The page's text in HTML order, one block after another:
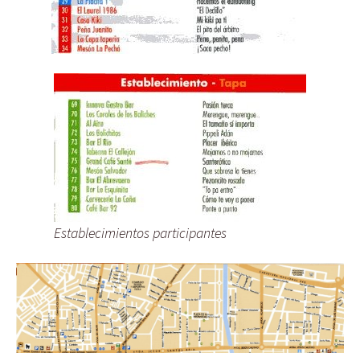
Establecimientos participantes